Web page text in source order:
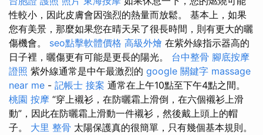
性較小，因此皮膚會因強烈的熱量而放鬆。 基本上，如果
您有美景，那麼如果您在晴天呆了很長時間，則有更大的曬
傷機會。 seo點擊軟體價格 高級外燴 在紫外線指示器高的
日子裡，曬傷更有可能是更長的陽光。 台中整骨 腳底按摩
證照 紫外線通常是中午最激烈的 google 關鍵字 massage
near me - 記帳士 接案 通常在上午10點至下午4點之間。
桃園 按摩 “穿上襯衫，在防曬霜上滑倒，在六個襯衫上滑
動”，因此在防曬霜上滑動一件襯衫，然後戴上頭上的帽
子。 大里 整骨 太陽保護真的很簡單，只有幾個基本規則。